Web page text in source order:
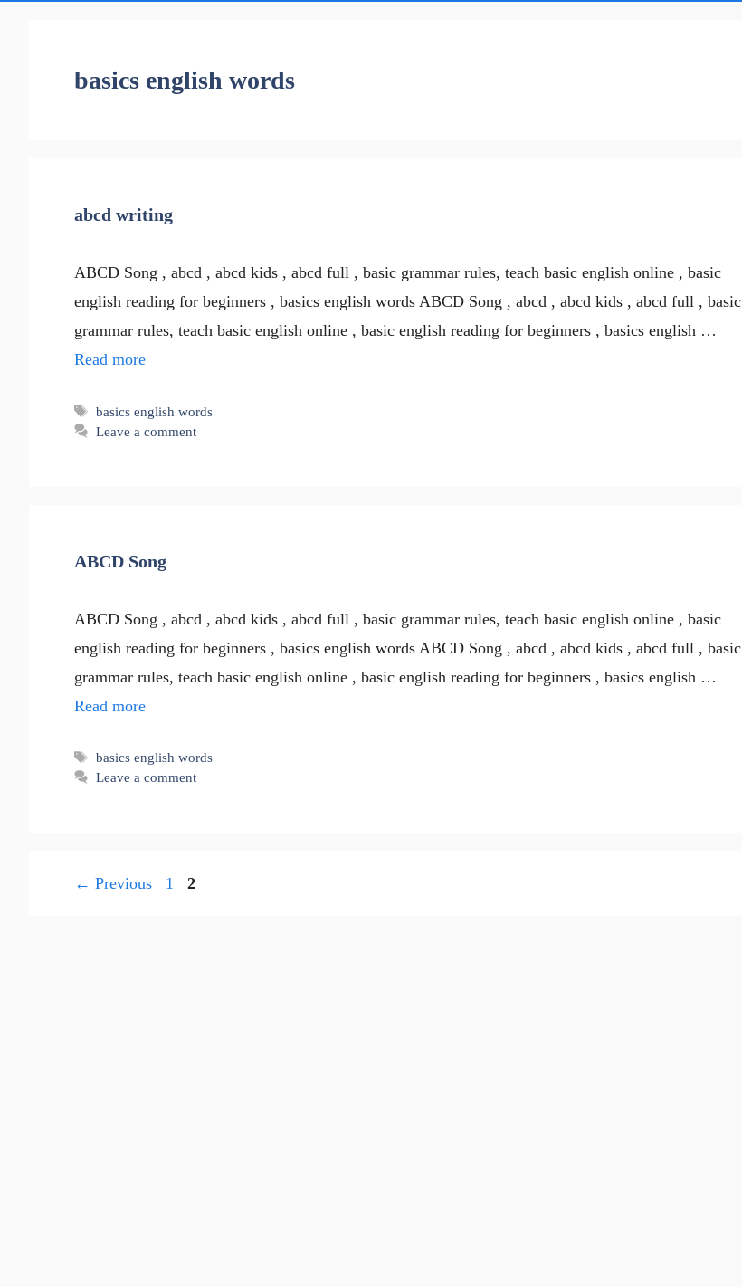
basics english words
abcd writing
ABCD Song , abcd , abcd kids , abcd full , basic grammar rules, teach basic english online , basic
english reading for beginners , basics english words ABCD Song , abcd , abcd kids , abcd full , basic
grammar rules, teach basic english online , basic english reading for beginners , basics english …
Read more
Tags
basics english words
Leave a comment
ABCD Song
ABCD Song , abcd , abcd kids , abcd full , basic grammar rules, teach basic english online , basic
english reading for beginners , basics english words ABCD Song , abcd , abcd kids , abcd full , basic
grammar rules, teach basic english online , basic english reading for beginners , basics english …
Read more
Tags
basics english words
Leave a comment
← Previous Page
1 Page
2